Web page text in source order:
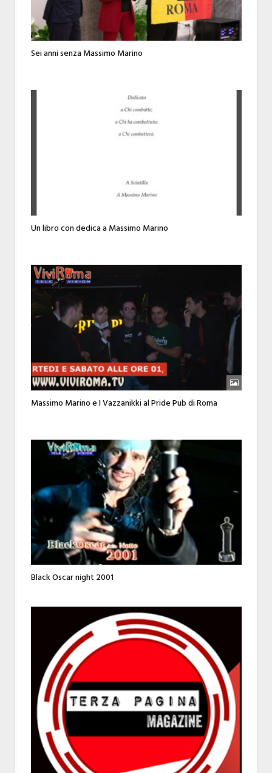
Sei anni senza Massimo Marino
Un libro con dedica a Massimo Marino
Massimo Marino e I Vazzanikki al Pride Pub di Roma
Black Oscar night 2001